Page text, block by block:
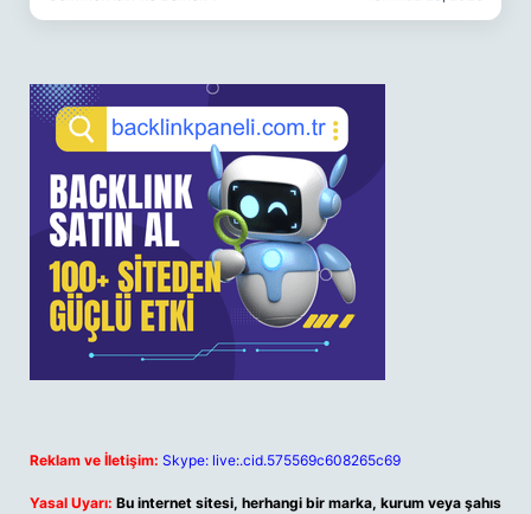
Reklam ve İletişim: Skype: live:.cid.575569c608265c69
Yasal Uyarı: Bu internet sitesi, herhangi bir marka, kurum veya şahıs